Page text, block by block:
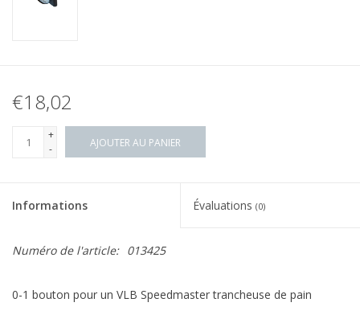
€18,02
+
-
AJOUTER AU PANIER
Informations Évaluations (0)
Numéro de l'article: 013425
0-1 bouton pour un VLB Speedmaster trancheuse de pain